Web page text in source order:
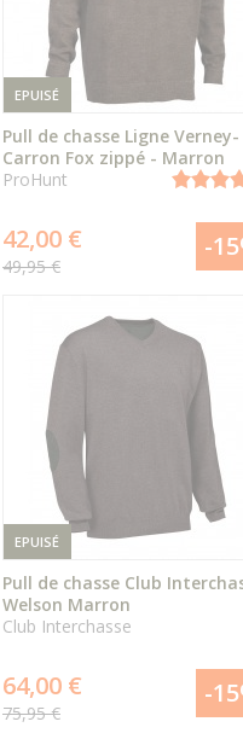
EPUISÉ
DU PRODUIT
Pull de chasse Ligne Verney-
Carron Fox zippé - Marron
ProHunt
42,00 €
49,95 €
-
EPUISÉ
ÉPUISÉ
Pull de chasse Club
Welson Marron
Club Interchasse
64,00 €
75,95 €
-